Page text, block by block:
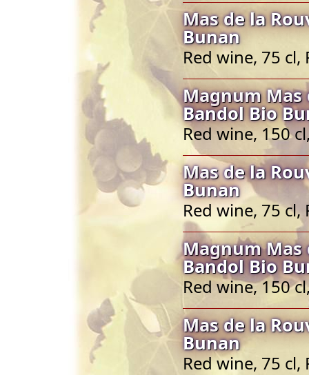
Mas de la
Bunan
Red wine, 75 cl,
Magnum Mas
Bandol Bio
Red wine, 150
Mas de la
Bunan
Red wine, 75 cl,
Magnum Mas
Bandol Bio
Red wine, 150
Mas de la
Bunan
Red wine, 75 cl,